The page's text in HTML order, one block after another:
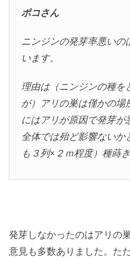
ポコさん
ニンジンの発芽率悪い
います。
理由は（ニンジンの種を
が）アリの巣は僅かの
にはアリが原因で発芽が
全体では殆ど影響ない
も３列×２ｍ程度）種蒔
発芽しなかったのはアリの
意見も多数ありました。た